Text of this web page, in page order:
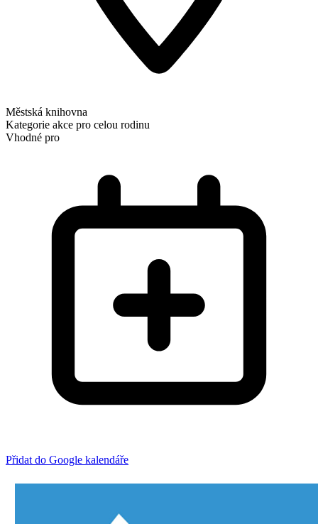
Městská knihovna
Kategorie akce pro celou rodinu
Vhodné pro
Přidat do Google kalendáře